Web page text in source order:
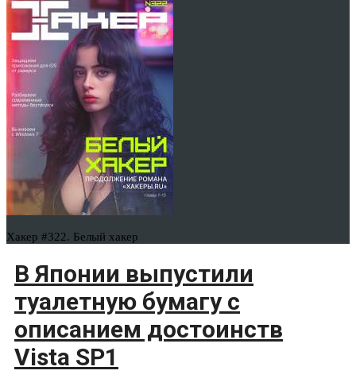
Хакер #322. Белый хакер
В Японии выпустили
туалетную бумагу с
описанием достоинств
Vista SP1